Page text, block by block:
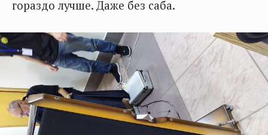
гораздо лучше. Даже без саба.